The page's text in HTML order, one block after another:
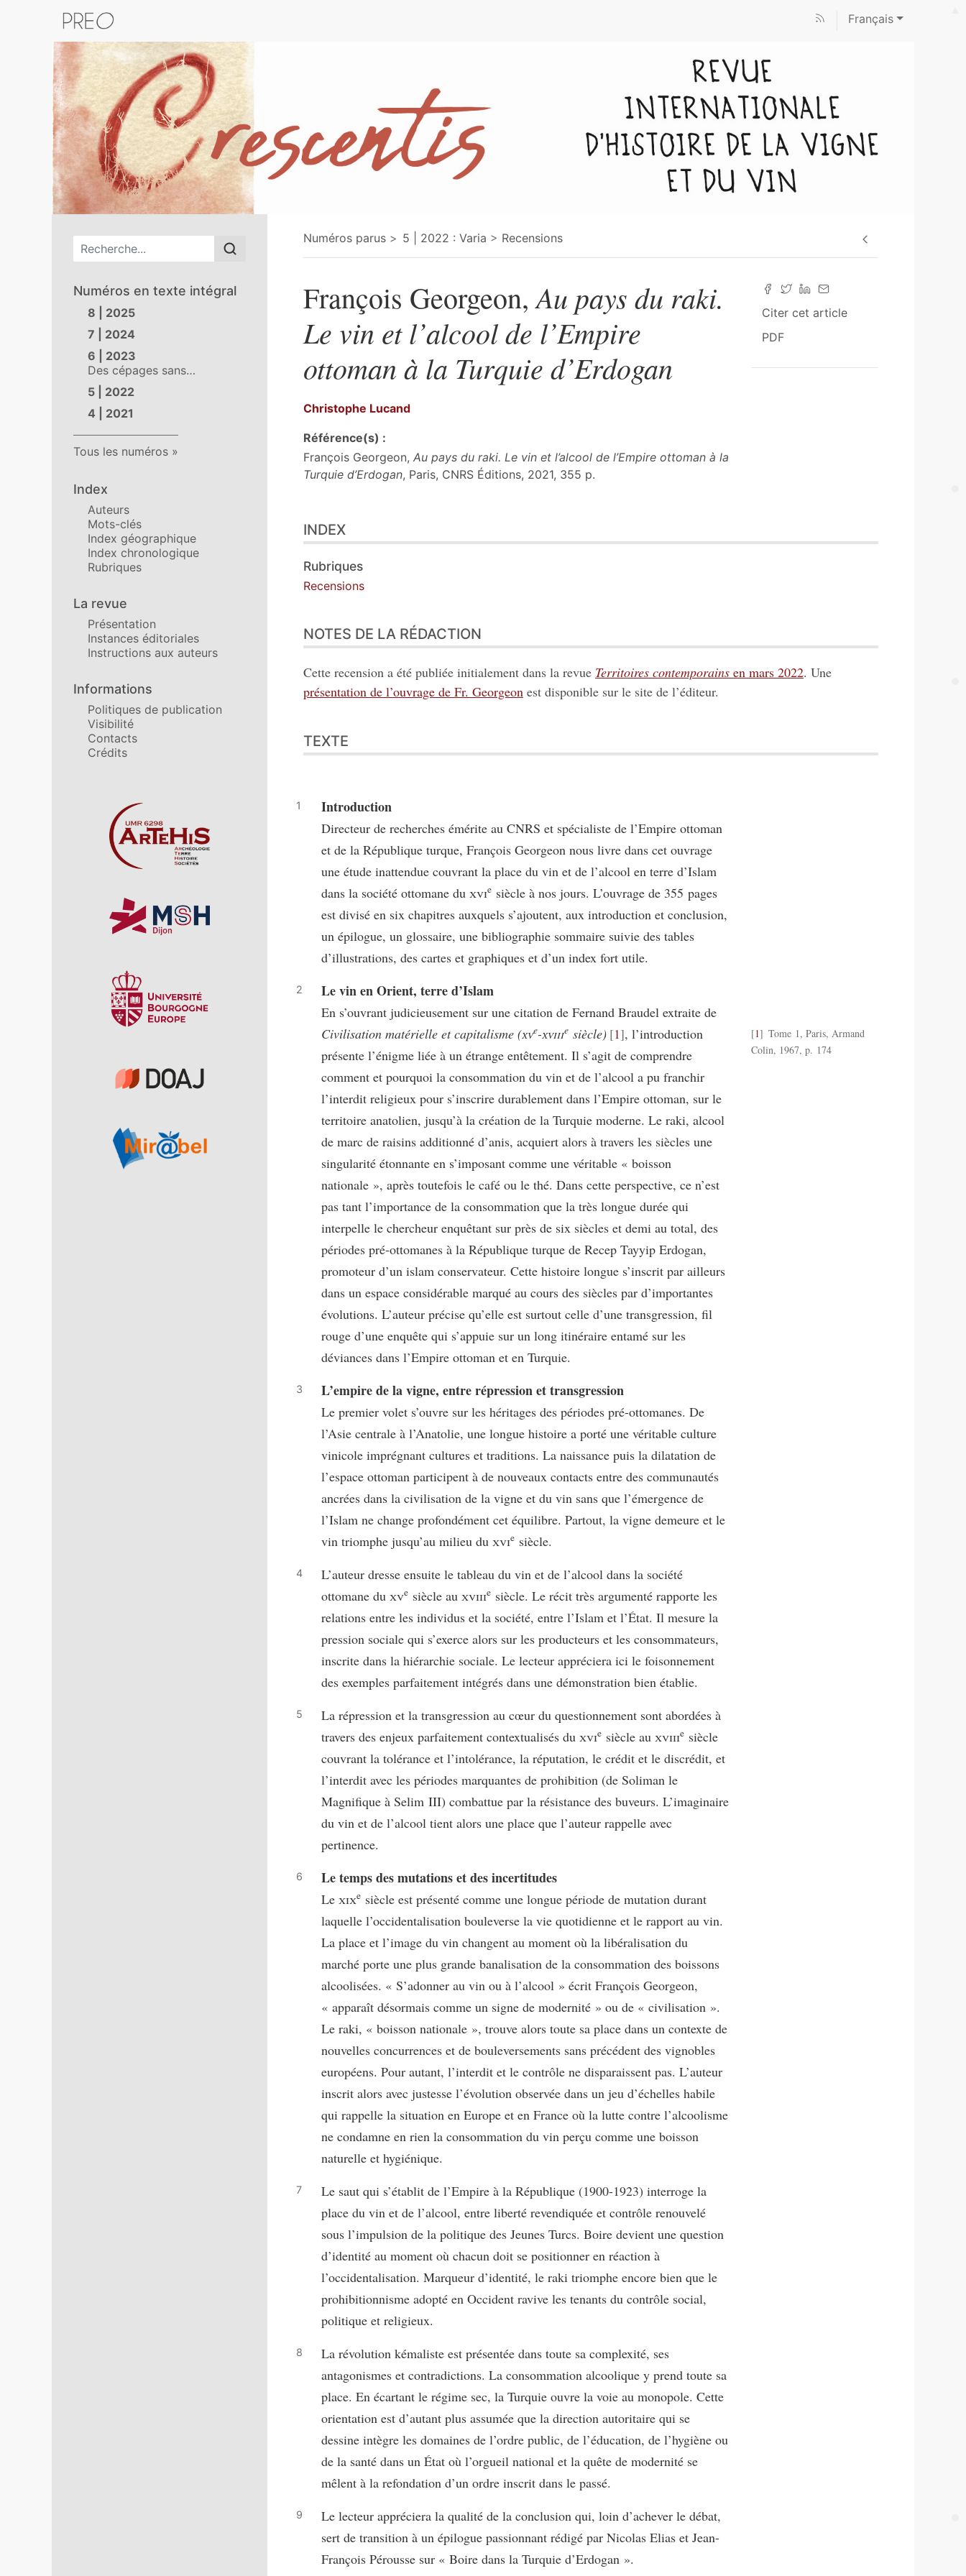
Français
Menu principal
Numéros en texte intégral
8 | 2025
7 | 2024
6 | 2023
Des cépages sans…
5 | 2022
4 | 2021
Tous les numéros
Index
Auteurs
Mots-clés
Index géographique
Index chronologique
Rubriques
La revue
Présentation
Instances éditoriales
Instructions aux auteurs
Informations
Politiques de publication
Visibilité
Contacts
Crédits
Affiliations/partenaires
Numéros parus 5 | 2022 : Varia Recensions
Citer cet article
PDF
François Georgeon,Au pays du raki.
Le vin et l’alcool de l’Empire
ottoman à la Turquie d’Erdogan
Christophe Lucand
Référence(s) :
François Georgeon, Au pays du raki. Le vin et l’alcool de l’Empire ottoman à la
Turquie d’Erdogan, Paris, CNRS Éditions, 2021, 355 p.
Texte
Notes
Citer cet article
Auteur
INDEX
Rubriques
Recensions
NOTES DE LA RÉDACTION
Cette recension a été publiée initialement dans la revue Territoires contemporains en mars 2022. Une
présentation de l’ouvrage de Fr. Georgeon est disponible sur le site de l’éditeur.
TEXTE
Introduction
Directeur de recherches émérite au CNRS et spécialiste de l’Empire ottoman
et de la République turque, François Georgeon nous livre dans cet ouvrage
une étude inattendue couvrant la place du vin et de l’alcool en terre d’Islam
dans la société ottomane du xvie siècle à nos jours. L’ouvrage de 355 pages
est divisé en six chapitres auxquels s’ajoutent, aux introduction et conclusion,
un épilogue, un glossaire, une bibliographie sommaire suivie des tables
d’illustrations, des cartes et graphiques et d’un index fort utile.
Le vin en Orient, terre d’Islam
En s’ouvrant judicieusement sur une citation de Fernand Braudel extraite de
Civilisation matérielle et capitalisme (xve-xviiie siècle) 1 , l’introduction
présente l’énigme liée à un étrange entêtement. Il s’agit de comprendre
comment et pourquoi la consommation du vin et de l’alcool a pu franchir
l’interdit religieux pour s’inscrire durablement dans l’Empire ottoman, sur le
territoire anatolien, jusqu’à la création de la Turquie moderne. Le raki, alcool
de marc de raisins additionné d’anis, acquiert alors à travers les siècles une
singularité étonnante en s’imposant comme une véritable « boisson
nationale », après toutefois le café ou le thé. Dans cette perspective, ce n’est
pas tant l’importance de la consommation que la très longue durée qui
interpelle le chercheur enquêtant sur près de six siècles et demi au total, des
périodes pré-ottomanes à la République turque de Recep Tayyip Erdogan,
promoteur d’un islam conservateur. Cette histoire longue s’inscrit par ailleurs
dans un espace considérable marqué au cours des siècles par d’importantes
évolutions. L’auteur précise qu’elle est surtout celle d’une transgression, fil
rouge d’une enquête qui s’appuie sur un long itinéraire entamé sur les
déviances dans l’Empire ottoman et en Turquie.
L’empire de la vigne, entre répression et transgression
Le premier volet s’ouvre sur les héritages des périodes pré-ottomanes. De
l’Asie centrale à l’Anatolie, une longue histoire a porté une véritable culture
vinicole imprégnant cultures et traditions. La naissance puis la dilatation de
l’espace ottoman participent à de nouveaux contacts entre des communautés
ancrées dans la civilisation de la vigne et du vin sans que l’émergence de
l’Islam ne change profondément cet équilibre. Partout, la vigne demeure et le
vin triomphe jusqu’au milieu du xvie siècle.
L’auteur dresse ensuite le tableau du vin et de l’alcool dans la société
ottomane du xve siècle au xviiie siècle. Le récit très argumenté rapporte les
relations entre les individus et la société, entre l’Islam et l’État. Il mesure la
pression sociale qui s’exerce alors sur les producteurs et les consommateurs,
inscrite dans la hiérarchie sociale. Le lecteur appréciera ici le foisonnement
des exemples parfaitement intégrés dans une démonstration bien établie.
La répression et la transgression au cœur du questionnement sont abordées à
travers des enjeux parfaitement contextualisés du xvie siècle au xviiie siècle
couvrant la tolérance et l’intolérance, la réputation, le crédit et le discrédit, et
l’interdit avec les périodes marquantes de prohibition (de Soliman le
Magnifique à Selim III) combattue par la résistance des buveurs. L’imaginaire
du vin et de l’alcool tient alors une place que l’auteur rappelle avec
pertinence.
Le temps des mutations et des incertitudes
Le xixe siècle est présenté comme une longue période de mutation durant
laquelle l’occidentalisation bouleverse la vie quotidienne et le rapport au vin.
La place et l’image du vin changent au moment où la libéralisation du
marché porte une plus grande banalisation de la consommation des boissons
alcoolisées. « S’adonner au vin ou à l’alcool » écrit François Georgeon,
« apparaît désormais comme un signe de modernité » ou de « civilisation ».
Le raki, « boisson nationale », trouve alors toute sa place dans un contexte de
nouvelles concurrences et de bouleversements sans précédent des vignobles
européens. Pour autant, l’interdit et le contrôle ne disparaissent pas. L’auteur
inscrit alors avec justesse l’évolution observée dans un jeu d’échelles habile
qui rappelle la situation en Europe et en France où la lutte contre l’alcoolisme
ne condamne en rien la consommation du vin perçu comme une boisson
naturelle et hygiénique.
Le saut qui s’établit de l’Empire à la République (1900-1923) interroge la
place du vin et de l’alcool, entre liberté revendiquée et contrôle renouvelé
sous l’impulsion de la politique des Jeunes Turcs. Boire devient une question
d’identité au moment où chacun doit se positionner en réaction à
l’occidentalisation. Marqueur d’identité, le raki triomphe encore bien que le
prohibitionnisme adopté en Occident ravive les tenants du contrôle social,
politique et religieux.
La révolution kémaliste est présentée dans toute sa complexité, ses
antagonismes et contradictions. La consommation alcoolique y prend toute sa
place. En écartant le régime sec, la Turquie ouvre la voie au monopole. Cette
orientation est d’autant plus assumée que la direction autoritaire qui se
dessine intègre les domaines de l’ordre public, de l’éducation, de l’hygiène ou
de la santé dans un État où l’orgueil national et la quête de modernité se
mêlent à la refondation d’un ordre inscrit dans le passé.
Le lecteur appréciera la qualité de la conclusion qui, loin d’achever le débat,
sert de transition à un épilogue passionnant rédigé par Nicolas Elias et Jean-
François Pérousse sur « Boire dans la Turquie d’Erdogan ».
1
Tome 1, Paris, Armand
Colin, 1967, p. 174